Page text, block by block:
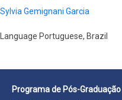
Sylvia Gemignani Garcia
Language Portuguese, Brazil
Programa de Pós-